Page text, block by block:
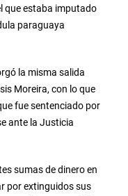
que estaba imputado
paraguaya
la misma salida
Moreira, con lo que
fue sentenciado por
ante la Justicia
sumas de dinero en
por extinguidos sus